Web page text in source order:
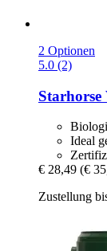
2 Optionen
5.0 (2)
Starhorse
Ideal
€ 28,49 (€
Zustellung